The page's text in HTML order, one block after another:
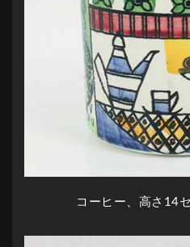
コーヒー、高さ14